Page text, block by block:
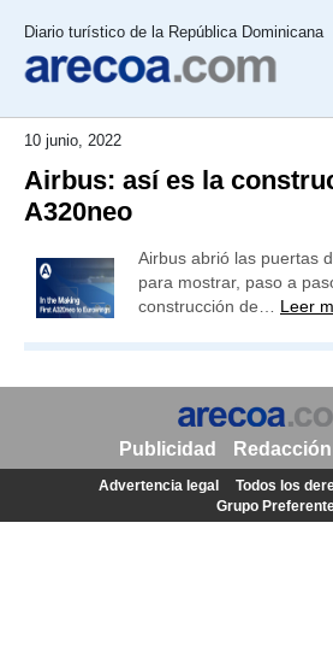
Diario turístico de la República Dominicana
10 junio, 2022
Airbus: así es la
A320neo
Airbus abrió las puertas
para mostrar, paso a
construcción de… Leer
Publicidad Redacción
Advertencia legal
Todos los
Grupo